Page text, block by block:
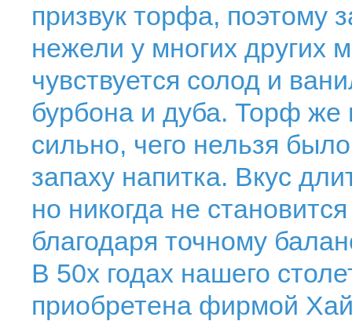
призвук торфа, поэтому
нежели у многих других
чувствуется солод и
бурбона и дуба. Торф же
сильно, чего нельзя
запаху напитка. Вкус
но никогда не
благодаря точному
В 50х годах нашего
приобретена фирмой